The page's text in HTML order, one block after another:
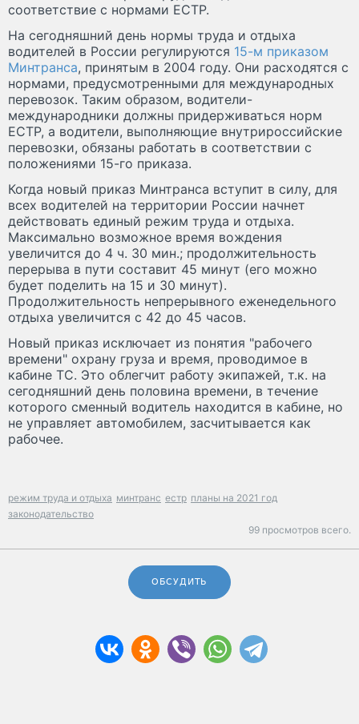
соответствие с нормами ЕСТР.
На сегодняшний день нормы труда и отдыха
водителей в России регулируются 15-м приказом
Минтранса, принятым в 2004 году. Они расходятся с
нормами, предусмотренными для международных
перевозок. Таким образом, водители-
международники должны придерживаться норм
ЕСТР, а водители, выполняющие внутрироссийские
перевозки, обязаны работать в соответствии с
положениями 15-го приказа.
Когда новый приказ Минтранса вступит в силу, для
всех водителей на территории России начнет
действовать единый режим труда и отдыха.
Максимально возможное время вождения
увеличится до 4 ч. 30 мин.; продолжительность
перерыва в пути составит 45 минут (его можно
будет поделить на 15 и 30 минут).
Продолжительность непрерывного еженедельного
отдыха увеличится с 42 до 45 часов.
Новый приказ исключает из понятия "рабочего
времени" охрану груза и время, проводимое в
кабине ТС. Это облегчит работу экипажей, т.к. на
сегодняшний день половина времени, в течение
которого сменный водитель находится в кабине, но
не управляет автомобилем, засчитывается как
рабочее.
режим труда и отдыха минтранс естр планы на 2021 год
законодательство
99 просмотров всего.
ОБСУДИТЬ